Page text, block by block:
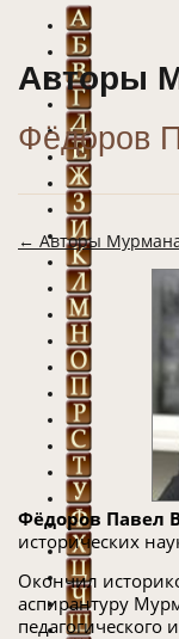
Авторы
Фёдоров
← Авторы
Фёдоров Павел
исторических
Окончил
аспирантуру
педагогического